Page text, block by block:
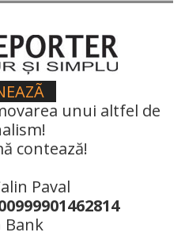
unui altfel de
contează!
Paval
Bank